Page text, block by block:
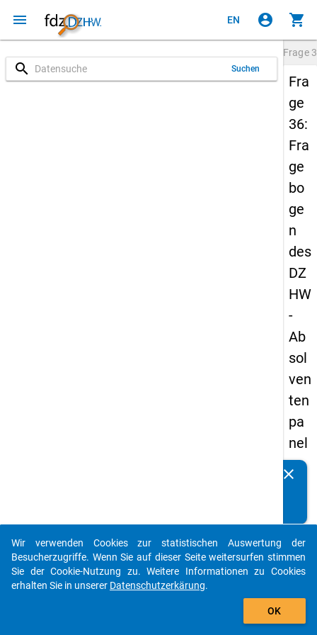
menu EN account_circle shopping_cart
search Suchen
Frage
Fra
ge
36:
Fra
ge
bo
ge
n
des
DZ
HW
-
Ab
sol
ven
ten
pa
nel
s
-
zw
eit
clear
auto_stories
add_shopping_cart
Wir verwenden Cookies zur statistischen Auswertung der
Besucherzugriffe. Wenn Sie auf dieser Seite weitersurfen stimmen
Sie der Cookie-Nutzung zu. Weitere Informationen zu Cookies
erhalten Sie in unserer Datenschutzerkärung.
OK